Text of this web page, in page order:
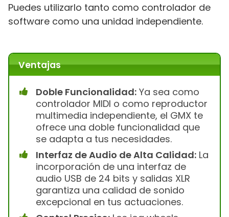
Puedes utilizarlo tanto como controlador de
software como una unidad independiente.
Ventajas
Doble Funcionalidad: Ya sea como
controlador MIDI o como reproductor
multimedia independiente, el GMX te
ofrece una doble funcionalidad que
se adapta a tus necesidades.
Interfaz de Audio de Alta Calidad: La
incorporación de una interfaz de
audio USB de 24 bits y salidas XLR
garantiza una calidad de sonido
excepcional en tus actuaciones.